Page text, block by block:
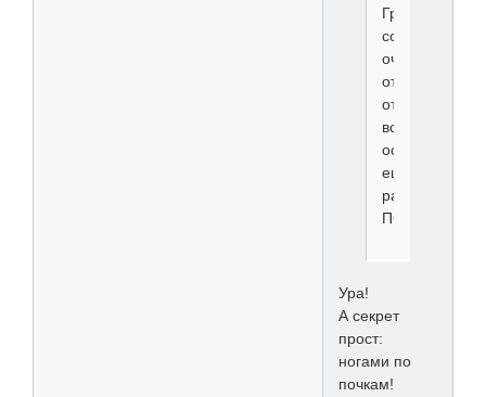
Груминг
собаки
очень
отличался
от
всех
остальных...
еще
раз
Ура!
А секрет
прост:
ногами по
почкам!